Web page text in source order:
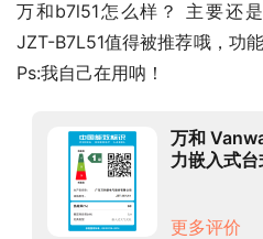
万和b7l51怎么样？ 主要还
JZT-B7L51值得被推荐哦，功
Ps:我自己在用呐！
万和
力嵌入式
更多评价